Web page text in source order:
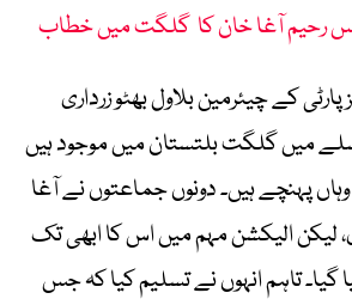
رحیم آغا خان کا گلگت میں خطاب
پارٹی کے چیئرمین بلاول بھٹو زرداری
میں گلگت بلتستان میں موجود ہیں
پہنچے ہیں۔ دونوں جماعتوں نے آغا
الیکشن مہم میں اس کا ابھی تک
گیا۔ تاہم انہوں نے تسلیم کیا کہ جس